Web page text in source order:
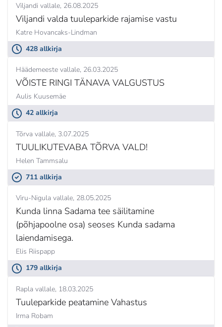
Viljandi vallale 26.08.2025
Viljandi valda tuuleparkide rajamise vastu
Katre Hovancaks-Lindman
428 allkirja
Häädemeeste vallale 26.03.2025
VÕISTE RINGI TÄNAVA VALGUSTUS
Aulis Kuusemäe
42 allkirja
Tõrva vallale 3.07.2025
TUULIKUTEVABA TÕRVA VALD!
Helen Tammsalu
711 allkirja
Viru-Nigula vallale 28.05.2025
Kunda linna Sadama tee säilitamine
(põhjapoolne osa) seoses Kunda sadama
laiendamisega.
Elis Riispapp
179 allkirja
Rapla vallale 18.03.2025
Tuuleparkide peatamine Vahastus
Irma Robam